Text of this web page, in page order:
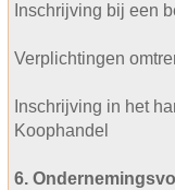
Inschrijving bij een
Verplichtingen
Inschrijving in het
Koophandel
6.